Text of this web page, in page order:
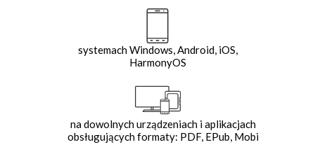
systemach Windows, Android, iOS,
HarmonyOS
na dowolnych urządzeniach i aplikacjach
obsługujących formaty: PDF, EPub, Mobi